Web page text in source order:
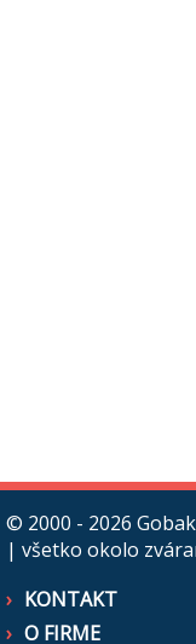
© 2000 - 2026
| všetko okolo
KONTAKT
O FIRME